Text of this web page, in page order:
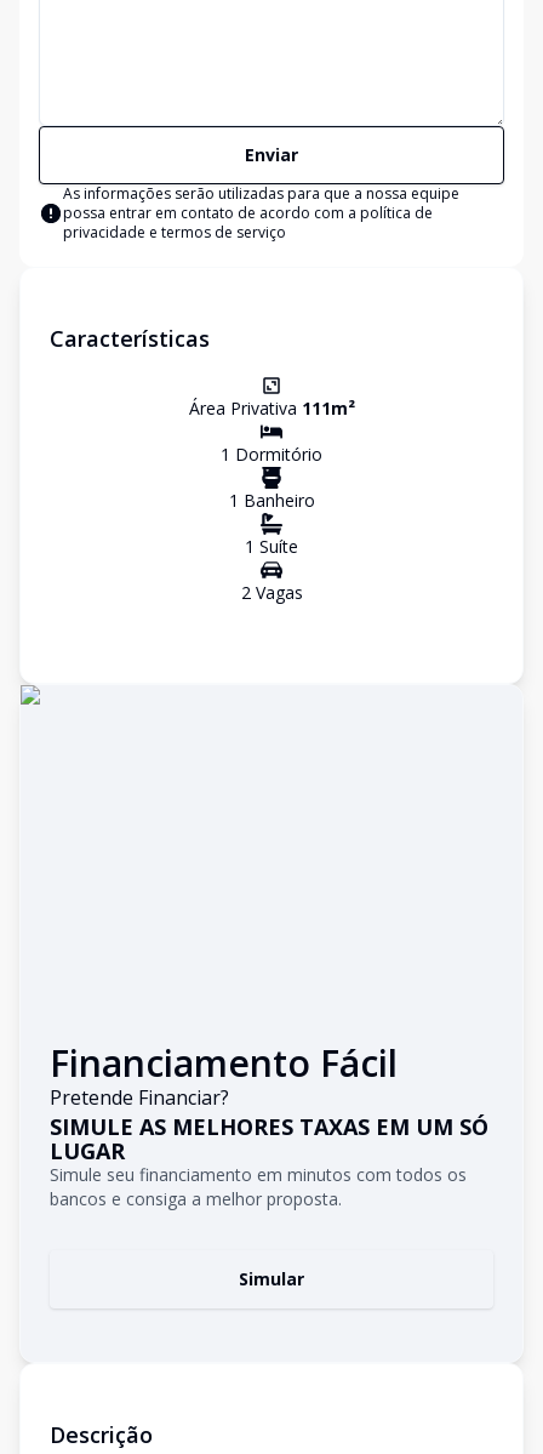
Enviar
As informações serão utilizadas para que a nossa equipe
possa entrar em contato de acordo com a política de
privacidade e termos de serviço
Características
Área Privativa 111m²
1 Dormitório
1 Banheiro
1 Suíte
2Vagas
Financiamento Fácil
Pretende Financiar?
SIMULE AS MELHORES TAXAS EM UM SÓ
LUGAR
Simule seu financiamento em minutos com todos os
bancos e consiga a melhor proposta.
Simular
Descrição